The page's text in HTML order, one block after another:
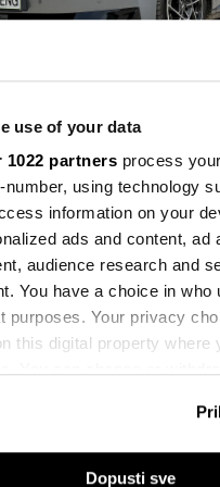
use of your data
1022 partners process
number, using technology
information on your
ads and content, ad
audience research and
You have a choice in who
purposes. Your privacy
this digital property where
we would also like to:
Dopusti sve
Luksuzni
koji priča kao
s vlastitim čipom koji
nadmašuje usporedive
“Čovjeku nije
Slučaj
Epsteinovih